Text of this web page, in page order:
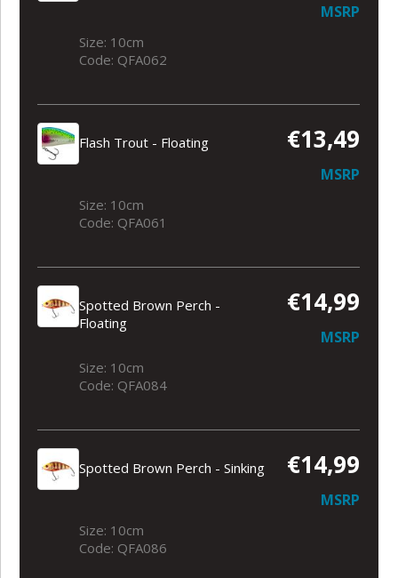
MSRP
Size: 10cm
Code: QFA062
Flash Trout - Floating €13,49
MSRP
Size: 10cm
Code: QFA061
Spotted Brown Perch -
Floating
€14,99
MSRP
Size: 10cm
Code: QFA084
Spotted Brown Perch - Sinking €14,99
MSRP
Size: 10cm
Code: QFA086